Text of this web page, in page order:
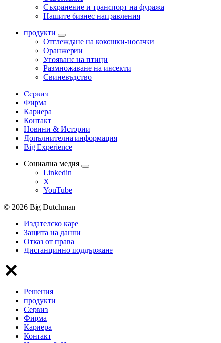
Съхранение и транспорт на фуража
Нашите бизнес направления
продукти
Отглеждане на кокошки-носачки
Оранжерии
Угояване на птици
Размножаване на инсекти
Свиневъдство
Сервиз
Фирма
Кариера
Контакт
Новини & Истории
Допълнителна информация
Big Experience
Социална медия
Linkedin
X
YouTube
© 2026 Big Dutchman
Издателско каре
Защита на данни
Отказ от права
Дистанцинно поддържане
Решения
продукти
Сервиз
Фирма
Кариера
Контакт